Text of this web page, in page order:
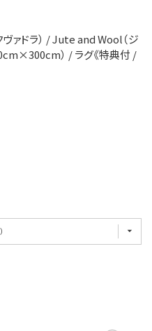
ァドラ） / Jute and Wool（ジ
） / ラグ《特典付 /